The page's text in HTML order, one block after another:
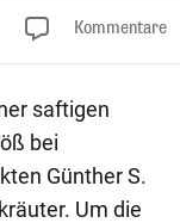
Kommentare
saftigen
bei
Günther S.
Um die